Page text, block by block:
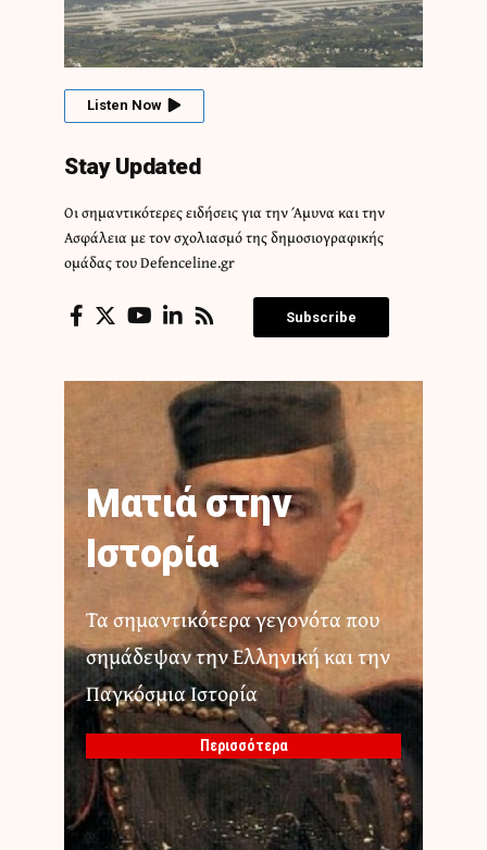
Listen Now
Stay Updated
Οι σημαντικότερες ειδήσεις για την Άμυνα και την
Ασφάλεια με τον σχολιασμό της δημοσιογραφικής
ομάδας του Defenceline.gr
Subscribe
Ματιά στην
Ιστορία
Τα σημαντικότερα γεγονότα που
σημάδεψαν την Ελληνική και την
Παγκόσμια Ιστορία
Περισσότερα